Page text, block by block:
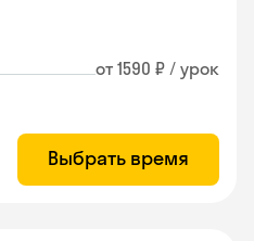
от 1590 ₽ / урок
Выбрать время